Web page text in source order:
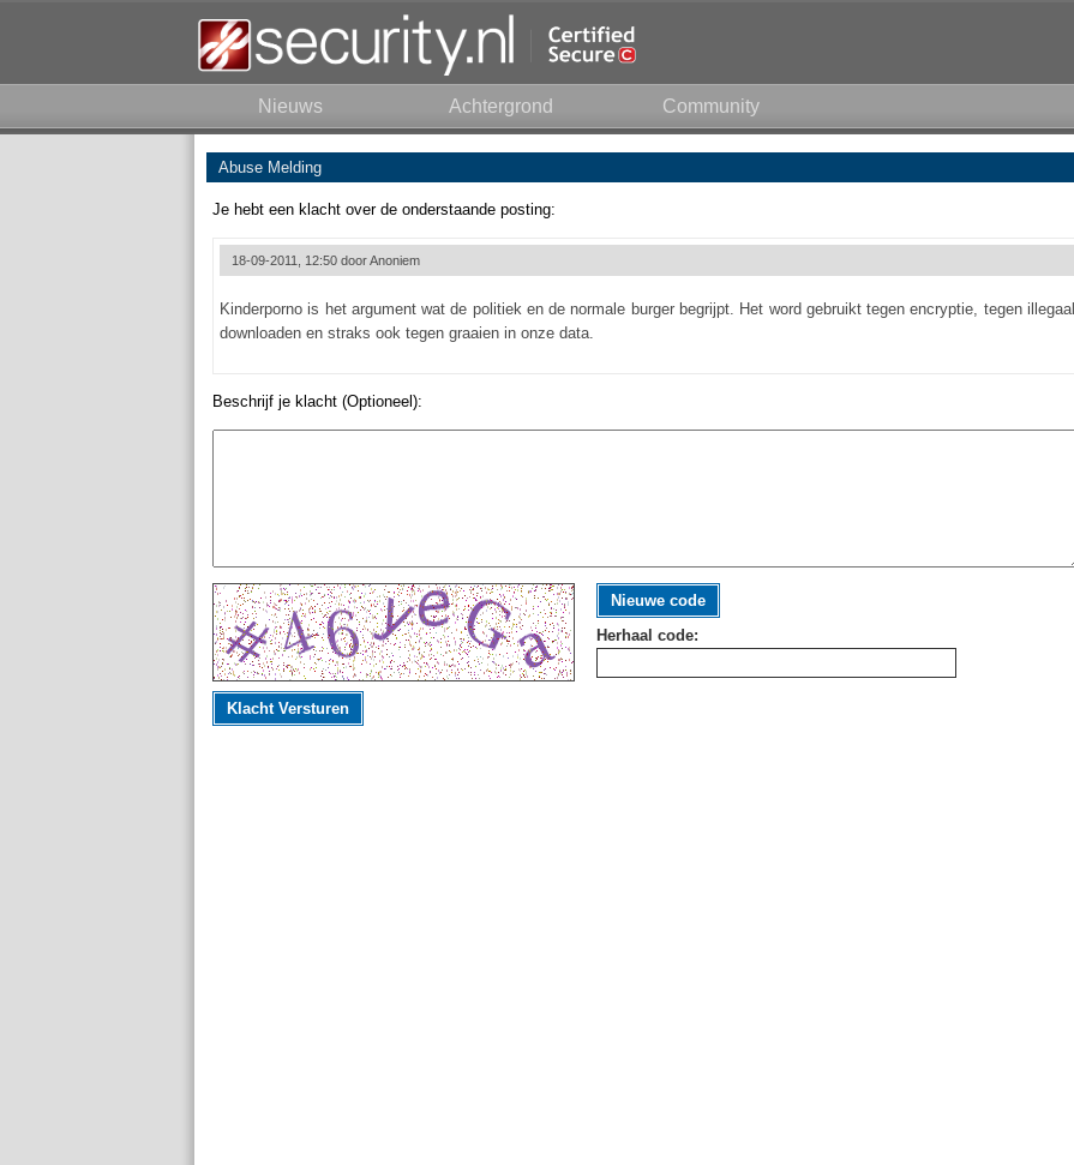
Nieuws Achtergrond Community
Abuse Melding
Je hebt een klacht over de onderstaande posting:
18-09-2011, 12:50 doorAnoniem
Kinderporno is het argument wat de politiek en de normale burger begrijpt. Het word gebruikt tegen encryptie, tegen illegaal
downloaden en straks ook tegen graaien in onze data.
Beschrijf je klacht (Optioneel):
Nieuwe code
Herhaal code:
Klacht Versturen